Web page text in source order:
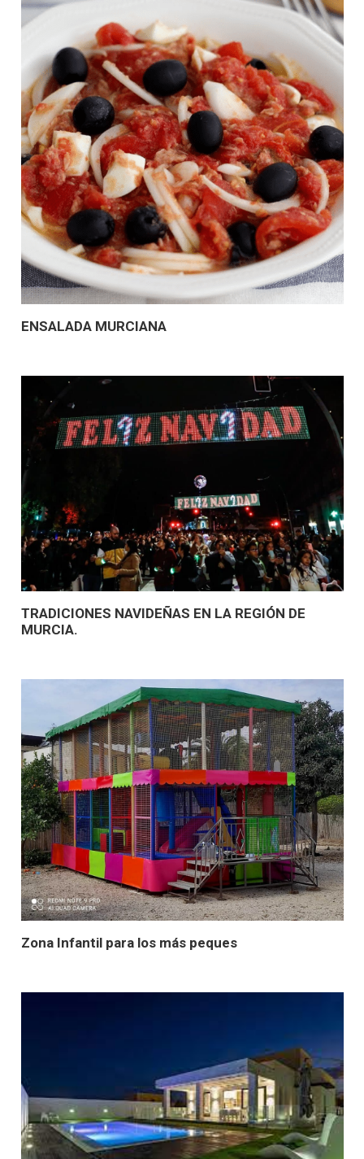
ENSALADA MURCIANA
TRADICIONES NAVIDEÑAS EN LA REGIÓN DE
MURCIA.
Zona Infantil para los más peques